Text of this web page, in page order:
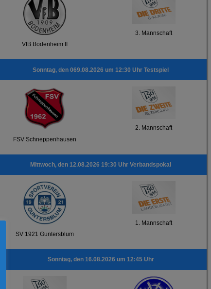
VfB Bodenheim II
3. Mannschaft
Sonntag, den 069.08.2026 um 12:30 Uhr Testspiel
FSV Schneppenhausen
2. Mannschaft
Mittwoch, den 12.08.2026 19:30 Uhr Verbandspokal
SV 1921 Guntersblum
1. Mannschaft
Sonntag, den 16.08.2026 um 12:45 Uhr